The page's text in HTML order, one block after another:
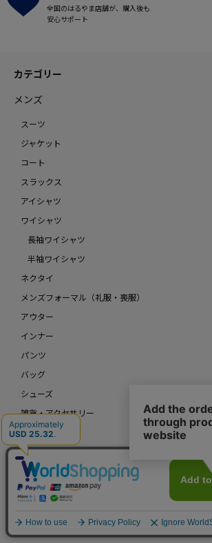
全国のはるやま店舗が、購入後も
安心サポート
カテゴリー
メンズ
スーツ
ジャケット
コート
スラックス
アイシャツ
ワイシャツ
長袖ワイシャツ
半袖ワイシャツ
ネクタイ
メンズフォーマル（礼服・喪服）
アウター
インナー
パンツ
バッグ
シューズ
雑貨・アクセサリー
アンダーウェア
レディース
アウトレットメンズ
アウトレットレディース